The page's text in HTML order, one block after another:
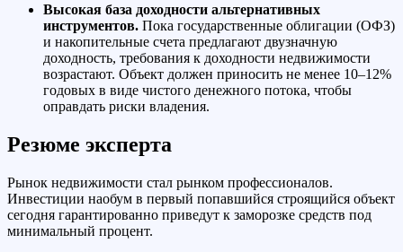
Высокая база доходности альтернативных
инструментов. Пока государственные облигации (ОФЗ)
и накопительные счета предлагают двузначную
доходность, требования к доходности недвижимости
возрастают. Объект должен приносить не менее 10–12%
годовых в виде чистого денежного потока, чтобы
оправдать риски владения.
Резюме эксперта
Рынок недвижимости стал рынком профессионалов.
Инвестиции наобум в первый попавшийся строящийся объект
сегодня гарантированно приведут к заморозке средств под
минимальный процент.